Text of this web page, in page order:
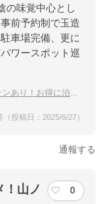
の味覚中心とし
前予約制で玉造
車場完備、更に
ワースポット巡
泊まれる宿のおすすめは？
投稿日：2025/6/27）
通報する
！山ノ
0